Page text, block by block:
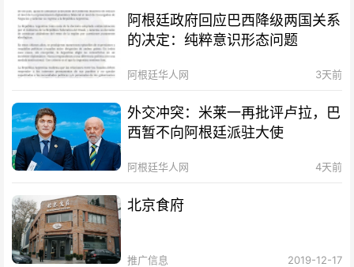
阿根廷政府回应巴西降级两国关系
的决定：纯粹意识形态问题
阿根廷华人网 3天前
外交冲突：米莱一再批评卢拉，巴
西暂不向阿根廷派驻大使
阿根廷华人网 4天前
北京食府
推广信息 2019-12-17